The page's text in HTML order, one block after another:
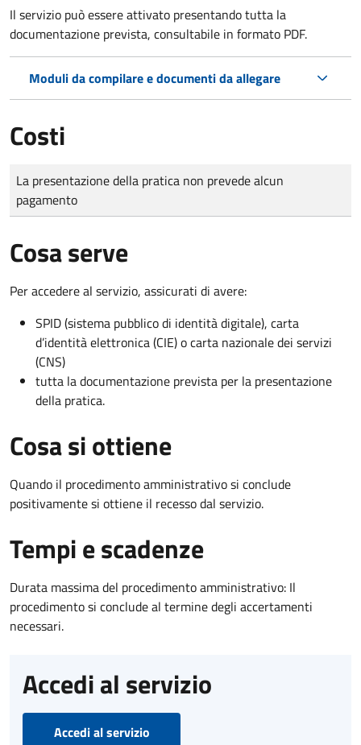
Il servizio può essere attivato presentando tutta la
documentazione prevista, consultabile in formato PDF.
Moduli da compilare e documenti da allegare
Costi
Tipo di pagamento
Importo
La presentazione della pratica non prevede alcun
pagamento
Cosa serve
Per accedere al servizio, assicurati di avere:
SPID (sistema pubblico di identità digitale), carta
d’identità elettronica (CIE) o carta nazionale dei servizi
(CNS)
tutta la documentazione prevista per la presentazione
della pratica.
Cosa si ottiene
Quando il procedimento amministrativo si conclude
positivamente si ottiene il recesso dal servizio.
Tempi e scadenze
Durata massima del procedimento amministrativo: Il
procedimento si conclude al termine degli accertamenti
necessari.
Accedi al servizio
Accedi al servizio